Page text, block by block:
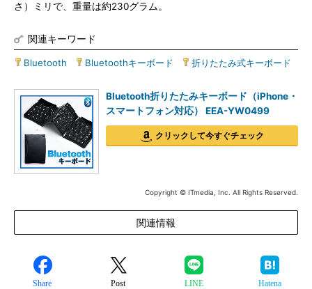
さ）ミリで、重量は約230グラム。
関連キーワード
Bluetooth Bluetoothキーボード 折りたたみ式キーボード
Bluetooth折りたたみキーボード（iPhone・
スマートフォン対応） EEA-YW0499
クリックして今すぐチェック
Copyright © ITmedia, Inc. All Rights Reserved.
関連情報
Share Post LINE Hatena